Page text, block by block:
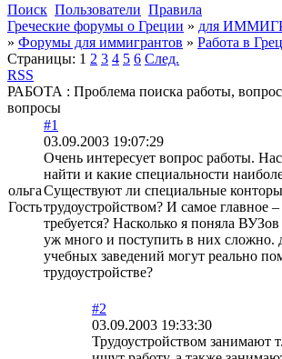
Поиск Пользователи Правила
Греческие форумы о Греции » для
» Форумы для иммигрантов » Работа в
Страницы: 1 2 3 4 5 6 След.
RSS
РАБОТА : Проблема поиска работы,
вопросы
ольга
Гость
#1
03.09.2003 19:07:29
Очень интересует вопрос работы.
найти и какие специальности
Существуют ли специальные
трудоустройством? И самое главное
требуется? Насколько я поняла
уж много и поступить в них сложно.
учебных заведений могут реально
трудоустройстве?
#2
03.09.2003 19:33:30
Трудоустройством